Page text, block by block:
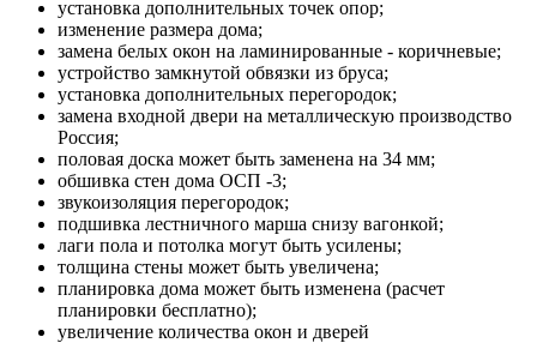
установка дополнительных точек опор;
изменение размера дома;
замена белых окон на ламинированные - коричневые;
устройство замкнутой обвязки из бруса;
установка дополнительных перегородок;
замена входной двери на металлическую производство
Россия;
половая доска может быть заменена на 34 мм;
обшивка стен дома ОСП -3;
звукоизоляция перегородок;
подшивка лестничного марша снизу вагонкой;
лаги пола и потолка могут быть усилены;
толщина стены может быть увеличена;
планировка дома может быть изменена (расчет
планировки бесплатно);
увеличение количества окон и дверей